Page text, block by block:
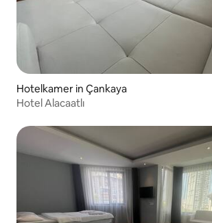
Hotelkamer in Çankaya
Hotel Alacaatlı